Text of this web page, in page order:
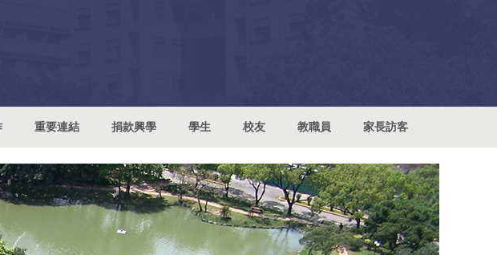
重要連結 捐款興學 學生 校友 教職員 家長訪客